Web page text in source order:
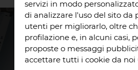
Apofruit Altedo
Realizzazione di
servizi in modo
di analizzare l'uso del sito da
utenti per migliorarlo, oltre
profilazione e, in alcuni casi,
proposte o messaggi
accettare tutti i cookie da noi